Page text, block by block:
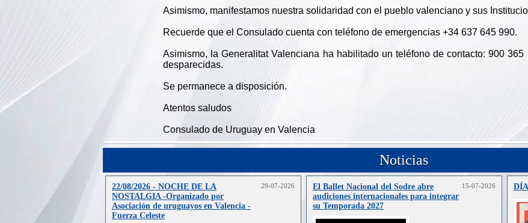
Asimismo, manifestamos nuestra solidaridad con el pueblo valenciano y sus
Recuerde que el Consulado cuenta con teléfono de emergencias +34 637 645 990.
Asimismo, la Generalitat Valenciana ha habilitado un teléfono de contacto: 900 365
desparecidas.
Se permanece a disposición.
Atentos saludos
Consulado de Uruguay en Valencia
Noticias
22/08/2026 - NOCHE DE LA
NOSTALGIA -Organizado por
Asociación de uruguayos en Valencia -
Fuerza Celeste
29-07-2026
El Ballet Nacional del Sodre abre
audiciones internacionales para integrar
su Temporada 2027
15-07-2026